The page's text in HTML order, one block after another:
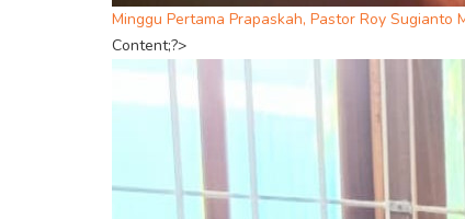
Minggu Pertama Prapaskah, Pastor Roy
Content;?>